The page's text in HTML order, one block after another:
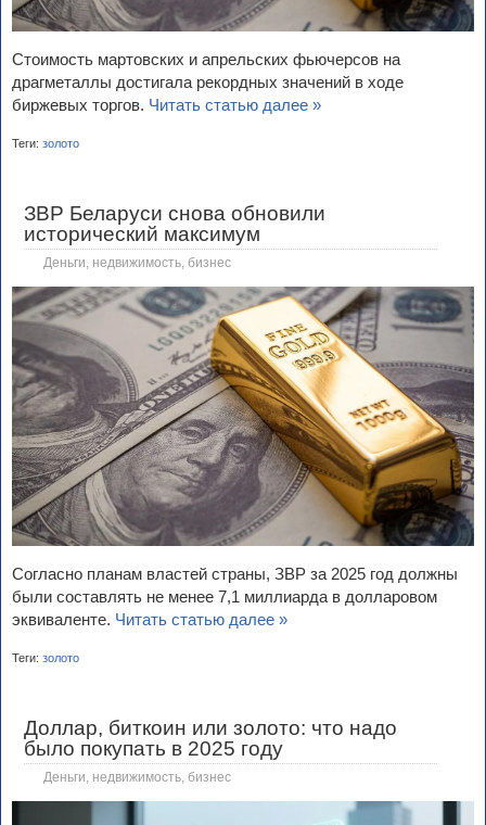
Стоимость мартовских и апрельских фьючерсов на
драгметаллы достигала рекордных значений в ходе
биржевых торгов. Читать статью далее »
Теги: золото
ЗВР Беларуси снова обновили
исторический максимум
Деньги, недвижимость, бизнес
Согласно планам властей страны, ЗВР за 2025 год должны
были составлять не менее 7,1 миллиарда в долларовом
эквиваленте. Читать статью далее »
Теги: золото
Доллар, биткоин или золото: что надо
было покупать в 2025 году
Деньги, недвижимость, бизнес